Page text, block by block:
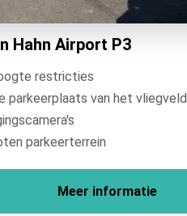
Hahn Airport P3
restricties
parkeerplaats van het vliegveld
parkeerterrein
Meer informatie